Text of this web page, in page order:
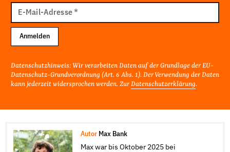
Mail
Adresse
E-Mail-Adresse*
Anmelden
Datenschutzhinweis: Wir verarbeiten Daten auf der Grundlage der EU-
Datenschutz-Grundverordnung (Art. 6 Abs. 1). Der Verwendung der Daten
kann jederzeit widersprochen werden. Zur Datenschutzerklärung.
Autor Max Bank
Max war bis Oktober 2025 bei